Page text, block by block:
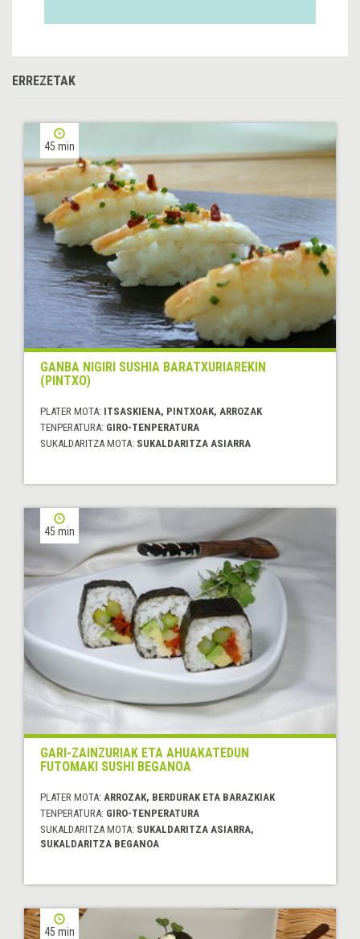
ERREZETAK
45 min
GANBA NIGIRI SUSHIA BARATXURIAREKIN
(PINTXO)
PLATER MOTA: ITSASKIENA, PINTXOAK, ARROZAK
TENPERATURA: GIRO-TENPERATURA
SUKALDARITZA MOTA: SUKALDARITZA ASIARRA
45 min
GARI-ZAINZURIAK ETA AHUAKATEDUN
FUTOMAKI SUSHI BEGANOA
PLATER MOTA: ARROZAK, BERDURAK ETA BARAZKIAK
TENPERATURA: GIRO-TENPERATURA
SUKALDARITZA MOTA: SUKALDARITZA ASIARRA,
SUKALDARITZA BEGANOA
45 min